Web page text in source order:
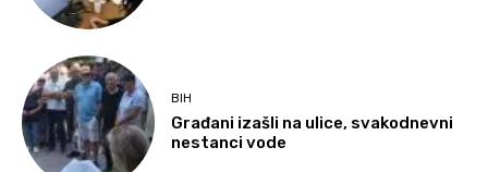
BIH
Građani izašli na ulice, svakodnevni
nestanci vode